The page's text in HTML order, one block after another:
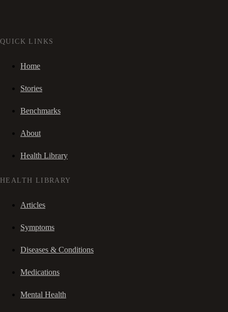
QUICK LINKS
Home
Stories
Benchmarks
About
Health Library
HEALTH LIBRARY
Articles
Symptoms
Diseases & Conditions
Medications
Mental Health